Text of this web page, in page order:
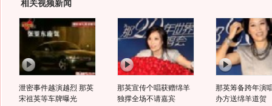
相关视频新闻
泄密事件越演越烈 那英
宋祖英等车牌曝光
那英宣传个唱获赠绵羊
独撑全场不请嘉宾
那英筹备跨年演
办方送绵羊道贺